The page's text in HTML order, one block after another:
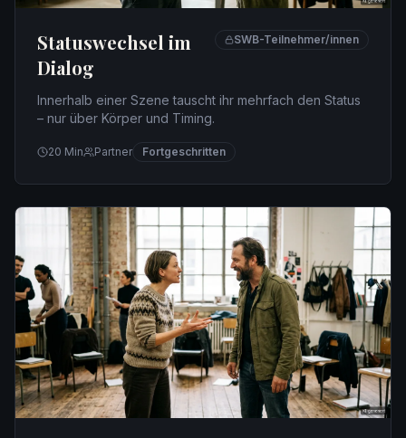
Statuswechsel im
Dialog
SWB-Teilnehmer/innen
Innerhalb einer Szene tauscht ihr mehrfach den Status
– nur über Körper und Timing.
20 Min Partner Fortgeschritten